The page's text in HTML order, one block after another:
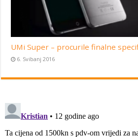
UMi Super – procurile finalne
6. Svibanj 2016